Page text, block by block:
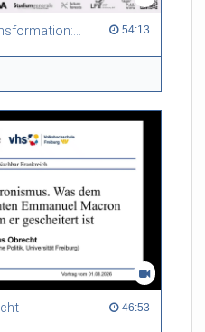
Between tradition and transformation: how owners, advisers and institutions co-create knowledge for resilient forests in Europe 54:13
46:53